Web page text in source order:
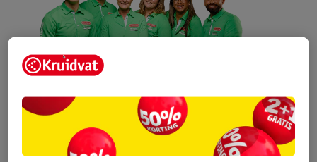
Kruidvat is een erkend specialist in
zelfzorg, ook online. Wat je